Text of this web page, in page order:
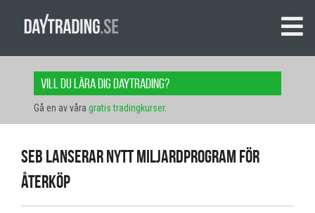
Vill du lära dig daytrading?
Gå en av våra gratis tradingkurser.
SEB lanserar nytt miljardprogram för
återköp